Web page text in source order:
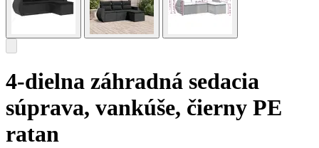
4-dielna záhradná sedacia
súprava, vankúše, čierny PE
ratan